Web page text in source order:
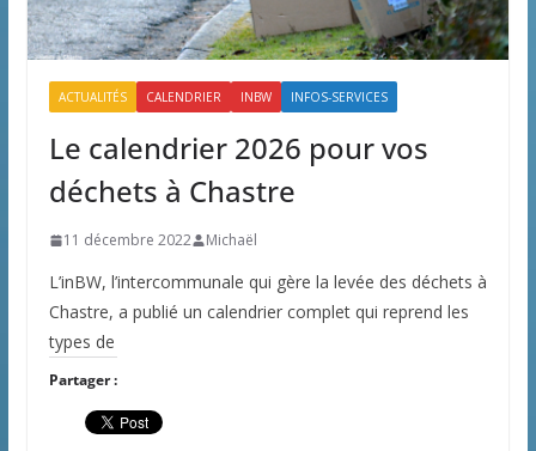
ACTUALITÉS CALENDRIER INBW INFOS-SERVICES
Le calendrier 2026 pour vos
déchets à Chastre
11 décembre 2022 Michaël
L’inBW, l’intercommunale qui gère la levée des déchets à
Chastre, a publié un calendrier complet qui reprend les
types de
Partager :